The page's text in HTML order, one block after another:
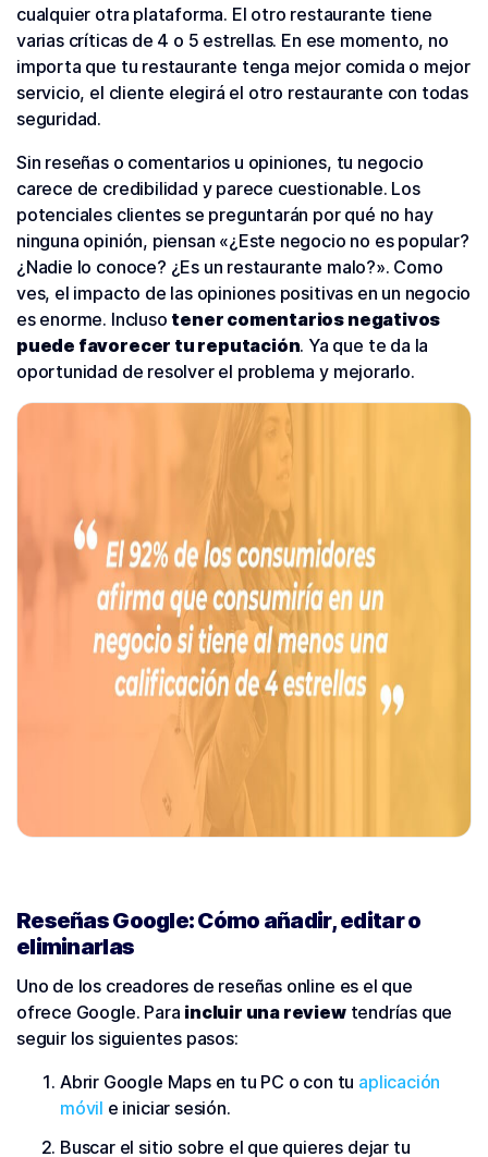
cualquier otra plataforma. El otro restaurante tiene
varias críticas de 4 o 5 estrellas. En ese momento, no
importa que tu restaurante tenga mejor comida o mejor
servicio, el cliente elegirá el otro restaurante con todas
seguridad.
Sin reseñas o comentarios u opiniones, tu negocio
carece de credibilidad y parece cuestionable. Los
potenciales clientes se preguntarán por qué no hay
ninguna opinión, piensan «¿Este negocio no es popular?
¿Nadie lo conoce? ¿Es un restaurante malo?». Como
ves, el impacto de las opiniones positivas en un negocio
es enorme. Incluso tener comentarios negativos
puede favorecer tu reputación. Ya que te da la
oportunidad de resolver el problema y mejorarlo.
Reseñas Google: Cómo añadir, editar o
eliminarlas
Uno de los creadores de reseñas online es el que
ofrece Google. Para incluir una reviewtendrías que
seguir los siguientes pasos:
Abrir Google Maps en tu PC o con tu aplicación
móvil e iniciar sesión.
Buscar el sitio sobre el que quieres dejar tu